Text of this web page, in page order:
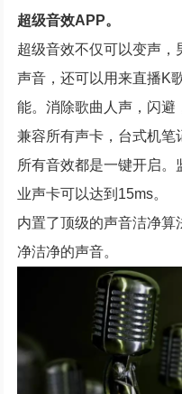
超级音效APP。
超级音效不仅可以变声，
声音，还可以用来直播K
能。消除歌曲人声，闪避
兼容所有声卡，台式机笔
所有音效都是一键开启
业声卡可以达到15ms。
内置了顶级的声音洁净
净洁净的声音。